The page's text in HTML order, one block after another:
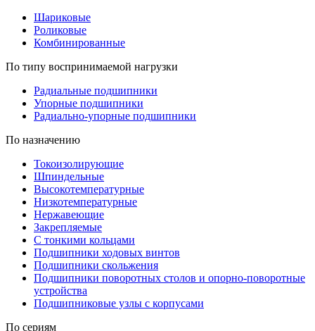
Шариковые
Роликовые
Комбинированные
По типу воспринимаемой нагрузки
Радиальные подшипники
Упорные подшипники
Радиально-упорные подшипники
По назначению
Токоизолирующие
Шпиндельные
Высокотемпературные
Низкотемпературные
Нержавеющие
Закрепляемые
С тонкими кольцами
Подшипники ходовых винтов
Подшипники скольжения
Подшипники поворотных столов и опорно-поворотные
устройства
Подшипниковые узлы с корпусами
По сериям